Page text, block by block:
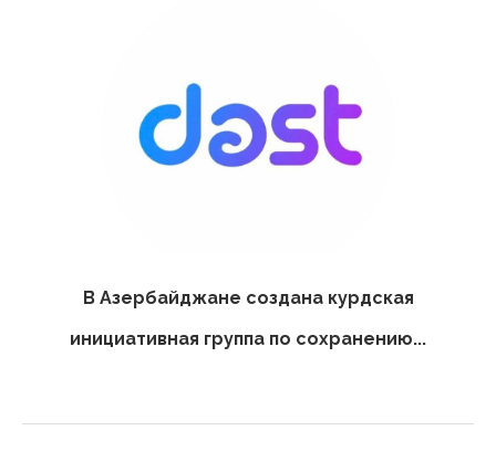
В Азербайджане создана курдская
инициативная группа по сохранению...